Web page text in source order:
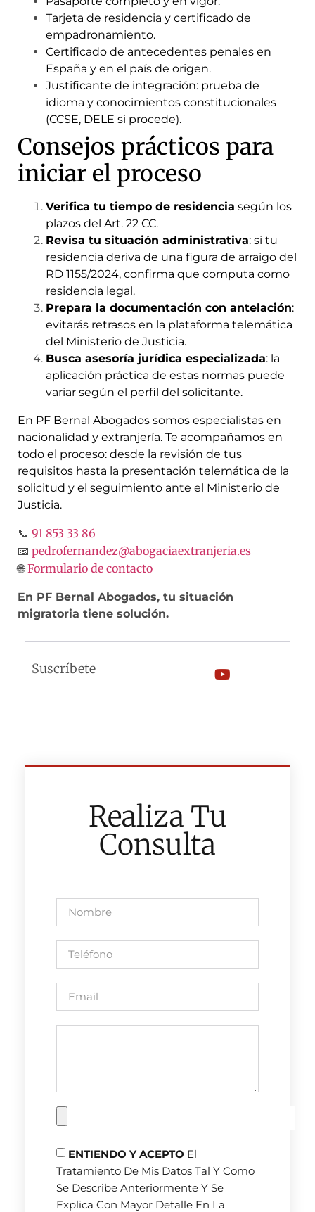
Tarjeta de residencia y certificado de
empadronamiento.
Certificado de antecedentes penales en
España y en el país de origen.
Justificante de integración: prueba de
idioma y conocimientos constitucionales
(CCSE, DELE si procede).
Consejos prácticos para
iniciar el proceso
Verifica tu tiempo de residencia según los
plazos del Art. 22 CC.
Revisa tu situación administrativa: si tu
residencia deriva de una figura de arraigo del
RD 1155/2024, confirma que computa como
residencia legal.
Prepara la documentación con antelación:
evitarás retrasos en la plataforma telemática
del Ministerio de Justicia.
Busca asesoría jurídica especializada: la
aplicación práctica de estas normas puede
variar según el perfil del solicitante.
En PF Bernal Abogados somos especialistas en
nacionalidad y extranjería. Te acompañamos en
todo el proceso: desde la revisión de tus
requisitos hasta la presentación telemática de la
solicitud y el seguimiento ante el Ministerio de
Justicia.
📞 91 853 33 86
📧 pedrofernandez@abogaciaextranjeria.es
🌐Formulario de contacto
En PF Bernal Abogados, tu situación
migratoria tiene solución.
Suscríbete
Realiza Tu
Consulta
ENTIENDO Y ACEPTO El
Tratamiento De Mis Datos Tal Y Como
Se Describe Anteriormente Y Se
Explica Con Mayor Detalle En La